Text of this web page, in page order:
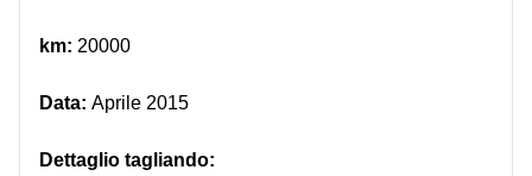
km: 20000
Data: Aprile 2015
Dettaglio tagliando: